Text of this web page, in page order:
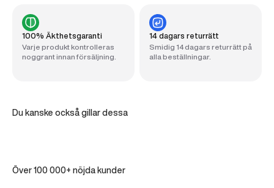
100% Äkthetsgaranti
Varje produkt kontrolleras
noggrant innan försäljning.
14 dagars returrätt
Smidig 14 dagars returrätt på
alla beställningar.
Du kanske också gillar dessa
Över 100 000+ nöjda kunder